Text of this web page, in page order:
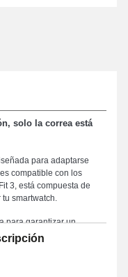
solo la correa está
para adaptarse
compatible con los
3, está compuesta de
smartwatch.
para garantizar un
de nylon para reloj
de confort y
ofreciendo una